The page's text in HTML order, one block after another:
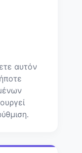
αυτόν